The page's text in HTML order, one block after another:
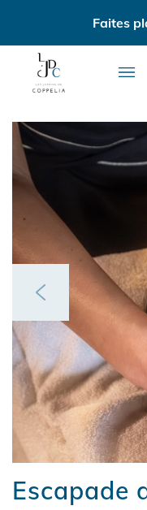
Faites
Escapade